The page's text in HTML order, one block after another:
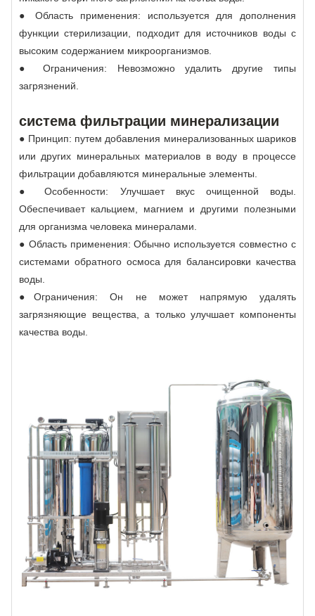
● Область применения: используется для дополнения
функции стерилизации, подходит для источников воды с
высоким содержанием микроорганизмов.
● Ограничения: Невозможно удалить другие типы
загрязнений.
система фильтрации минерализации
● Принцип: путем добавления минерализованных шариков
или других минеральных материалов в воду в процессе
фильтрации добавляются минеральные элементы.
● Особенности: Улучшает вкус очищенной воды.
Обеспечивает кальцием, магнием и другими полезными
для организма человека минералами.
● Область применения: Обычно используется совместно с
системами обратного осмоса для балансировки качества
воды.
●Ограничения: Он не может напрямую удалять
загрязняющие вещества, а только улучшает компоненты
качества воды.